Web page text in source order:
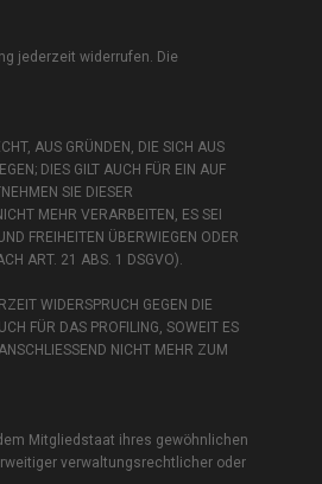
jederzeit widerrufen. Die
AUS GRÜNDEN, DIE SICH AUS
DIES GILT AUCH FÜR EIN AUF
SIE DIESER
MEHR VERARBEITEN, ES SEI
FREIHEITEN ÜBERWIEGEN ODER
ART. 21 ABS. 1 DSGVO).
WIDERSPRUCH GEGEN DIE
FÜR DAS PROFILING, SOWEIT ES
NICHT MEHR ZUM
Mitgliedstaat ihres gewöhnlichen
verwaltungsrechtlicher oder